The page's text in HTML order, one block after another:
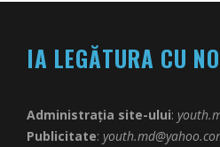
IA LEGĂTURA CU
Administrația site-ului:
Publicitate: